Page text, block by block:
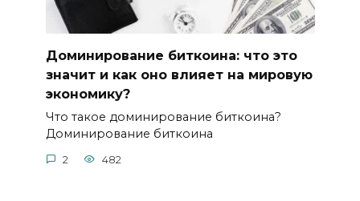
Доминирование биткоина: что это
значит и как оно влияет на мировую
экономику?
Что такое доминирование биткоина?
Доминиpование биткоина
2 482